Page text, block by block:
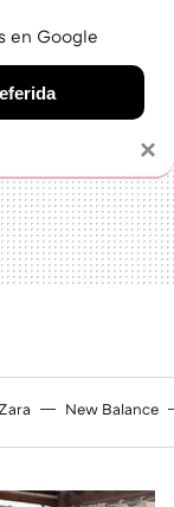
SNEAKERS
New Balance
×
en Google